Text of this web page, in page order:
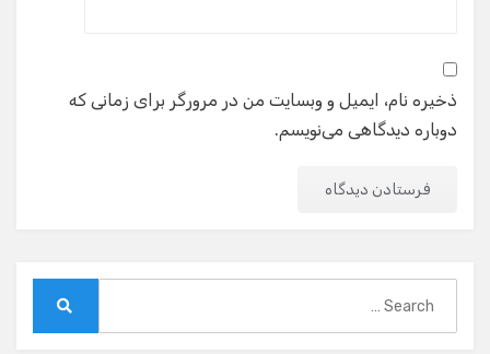
ذخیره نام، ایمیل و وبسایت من در مرورگر برای زمانی که
دوباره دیدگاهی می‌نویسم.